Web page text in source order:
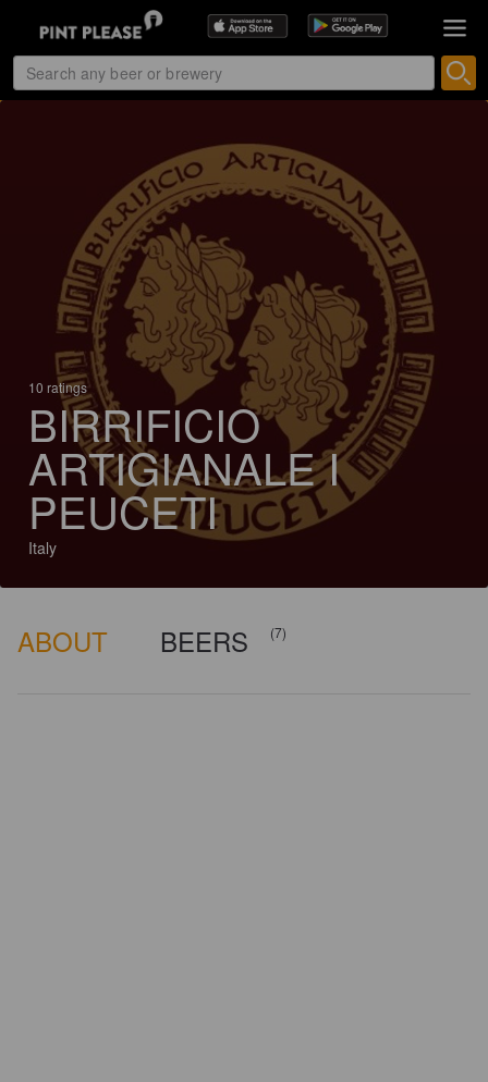
10 ratings
BIRRIFICIO
ARTIGIANALE I
PEUCETI
Italy
ABOUT BEERS (7)